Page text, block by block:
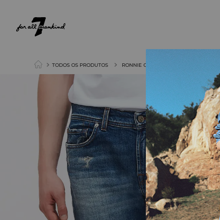
TODOS OS PRODUTOS RONNIE COME ON